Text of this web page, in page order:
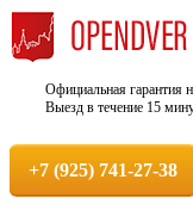
Официальная гарантия
Выезд в течение 15
+7 (925) 741-27-38